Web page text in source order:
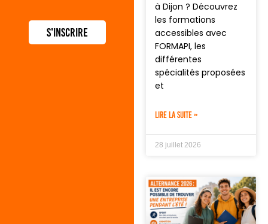
S'inscrire
à Dijon ? Découvrez
les formations
accessibles avec
FORMAPI, les
différentes
spécialités proposées
et
LIRE LA SUITE »
28 juillet 2026